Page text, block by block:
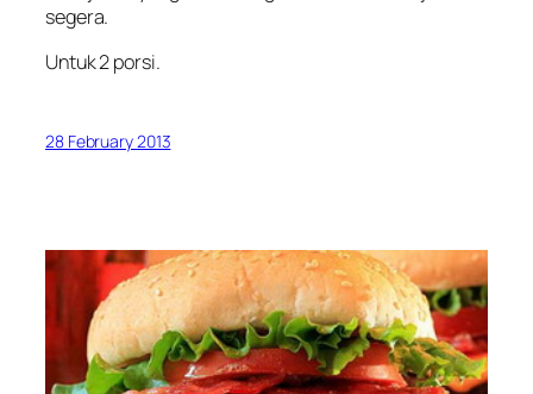
segera.
Untuk 2 porsi.
28 February 2013